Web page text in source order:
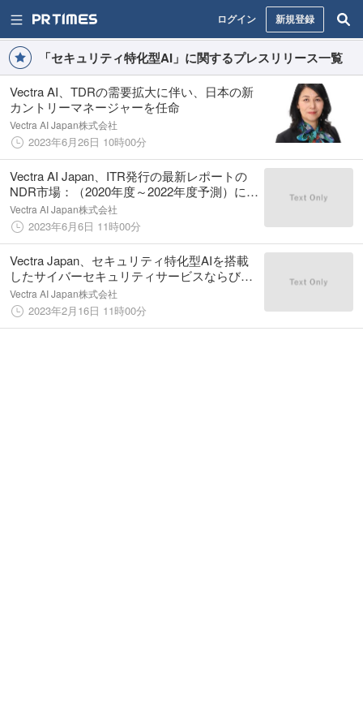
ログイン 新規登録
「セキュリティ特化型AI」に関するプレスリリース一覧
Vectra AI、TDRの需要拡大に伴い、日本の新
カントリーマネージャーを任命
Vectra AI Japan株式会社
2023年6月26日 10時00分
Vectra AI Japan、ITR発行の最新レポートの
NDR市場：（2020年度～2022年度予測）にて
3年連続国内トップシェアを獲得
Vectra AI Japan株式会社
2023年6月6日 11時00分
Vectra Japan、セキュリティ特化型AIを搭載
したサイバーセキュリティサービスならびに
アウトソースサービスを日本企業向けに提供
開始
Vectra AI Japan株式会社
2023年2月16日 11時00分